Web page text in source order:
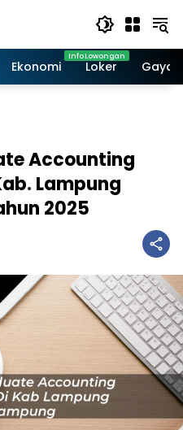
Ekonomi Loker Gaya
Accounting
Lampung
2025